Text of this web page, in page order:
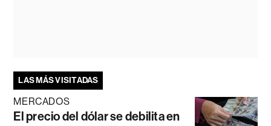
LAS MÁS VISITADAS
MERCADOS
El precio del dólar se debilita en